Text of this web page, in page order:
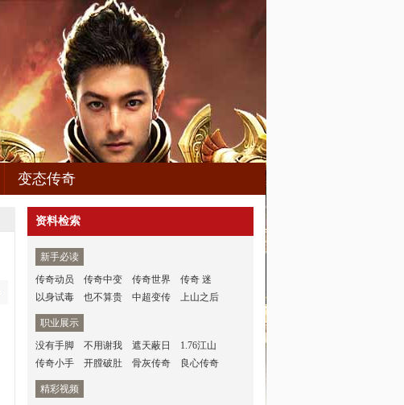
变态传奇
资料检索
新手必读
传奇动员
传奇中变 传奇世界
传奇 迷
以身试毒
也不算贵 中超变传 上山之后
职业展示
没有手脚
不用谢我 遮天蔽日
1.76江山
传奇小手
开膛破肚 骨灰传奇 良心传奇
精彩视频